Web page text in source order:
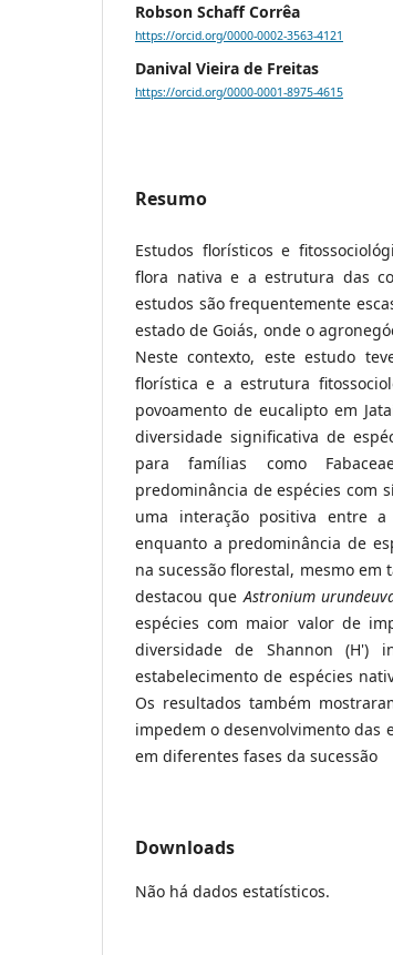
Robson Schaff Corrêa
https://orcid.org/0000-0002-3563-4121
Danival Vieira de Freitas
https://orcid.org/0000-0001-8975-4615
Resumo
Estudos florísticos e
flora nativa e a estrutura das
estudos são frequentemente
estado de Goiás, onde o
Neste contexto, este estudo
florística e a estrutura
povoamento de eucalipto em
diversidade significativa de
para famílias como
predominância de espécies com
uma interação positiva entre
enquanto a predominância de
na sucessão florestal, mesmo em
destacou que Astronium
espécies com maior valor de
diversidade de Shannon (H')
estabelecimento de espécies
Os resultados também
impedem o desenvolvimento das
em diferentes fases da sucessão
Downloads
Não há dados estatísticos.